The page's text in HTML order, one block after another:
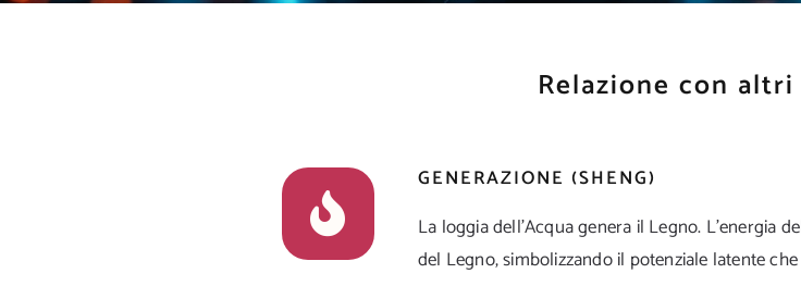
Relazione con
GENERAZIONE (SHENG)
La loggia dell’Acqua genera il Legno. L’energia
del Legno, simbolizzando il potenziale latente